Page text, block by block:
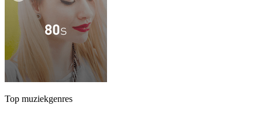
Top muziekgenres